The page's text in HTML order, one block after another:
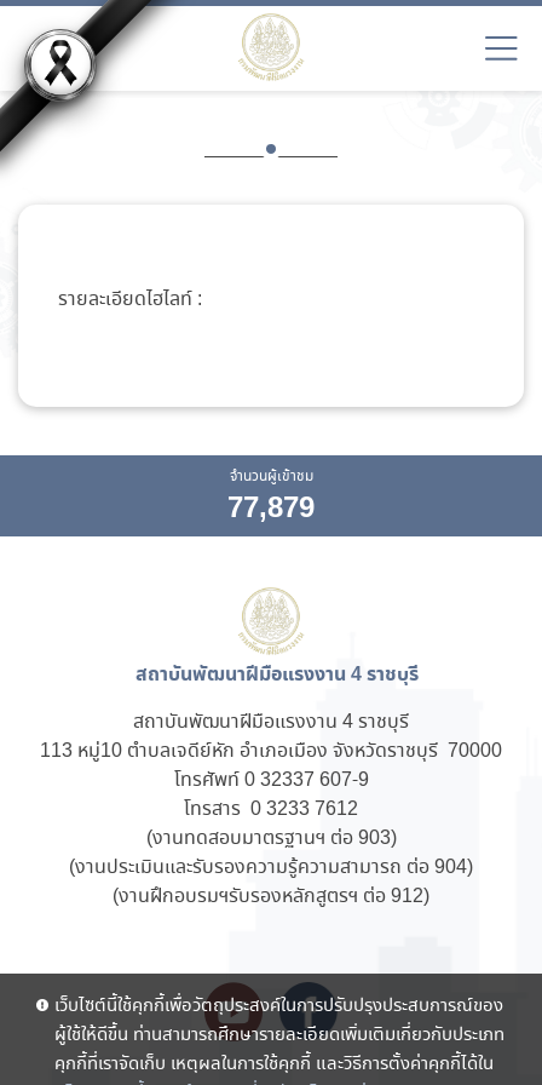
รายละเอียดไฮไลท์ :
จำนวนผู้เข้าชม
77,879
สถาบันพัฒนาฝีมือแรงงาน 4 ราชบุรี
สถาบันพัฒนาฝีมือแรงงาน 4 ราชบุรี
113 หมู่10 ตำบลเจดีย์หัก อำเภอเมือง จังหวัดราชบุรี 70000
โทรศัพท์ 0 32337 607-9
โทรสาร 0 3233 7612
(งานทดสอบมาตรฐานฯ ต่อ 903)
(งานประเมินและรับรองความรู้ความสามารถ ต่อ 904)
(งานฝึกอบรมฯรับรองหลักสูตรฯ ต่อ 912)
เว็บไซต์นี้ใช้คุกกี้เพื่อวัตถุประสงค์ในการปรับปรุงประสบการณ์ของ
ผู้ใช้ให้ดีขึ้น ท่านสามารถศึกษารายละเอียดเพิ่มเติมเกี่ยวกับประเภท
คุกกี้ที่เราจัดเก็บ เหตุผลในการใช้คุกกี้ และวิธีการตั้งค่าคุกกี้ได้ใน